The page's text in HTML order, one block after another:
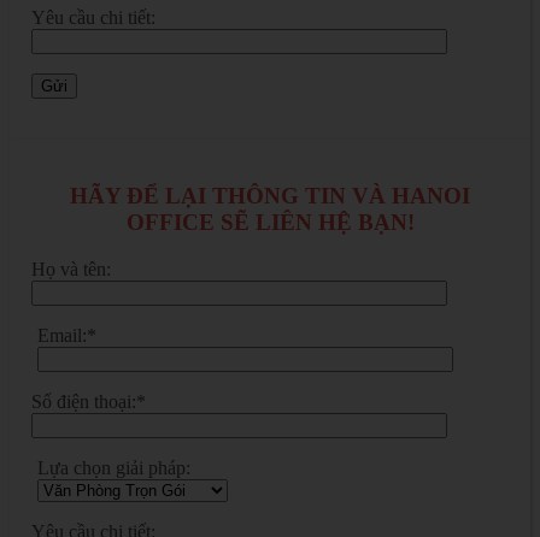
Yêu cầu chi tiết:
HÃY ĐỂ LẠI THÔNG TIN VÀ HANOI
OFFICE SẼ LIÊN HỆ BẠN!
Họ và tên:
Email:*
Số điện thoại:*
Lựa chọn giải pháp:
Yêu cầu chi tiết: